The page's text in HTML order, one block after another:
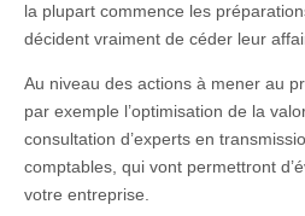
la plupart commence les
décident vraiment de céder leur
Au niveau des actions à mener au
par exemple l’optimisation de la
consultation d’experts en
comptables, qui vont permettront
votre entreprise.